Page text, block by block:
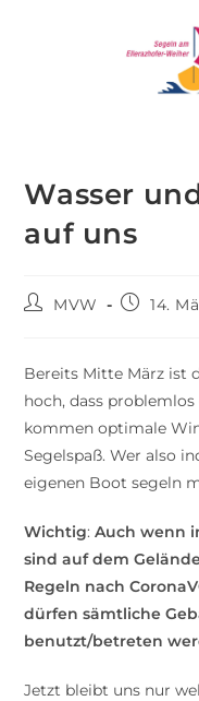
Wasser
auf uns
MVW 14.
Bereits Mitte März ist
hoch, dass
kommen optimale
Segelspaß. Wer also
eigenen Boot segeln
Wichtig: Auch wenn
sind auf dem
Regeln nach
dürfen sämtliche
benutzt/betreten
Jetzt bleibt uns nur